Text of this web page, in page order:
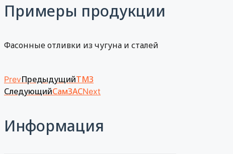
Примеры продукции
Фасонные отливки из чугуна и сталей
PrevПредыдущийТМЗ
СледующийСамЗАСNext
Информация